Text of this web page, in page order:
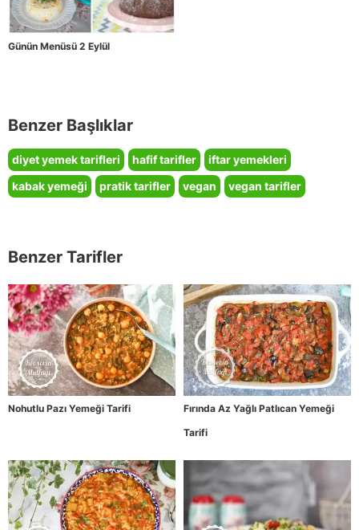
Günün Menüsü 2 Eylül
Benzer Başlıklar
diyet yemek tarifleri hafif tarifler
iftar yemekleri
kabak yemeği
pratik tarifler vegan vegan tarifler
Benzer Tarifler
Nohutlu Pazı Yemeği Tarifi
Fırında Az Yağlı Patlıcan Yemeği
Tarifi